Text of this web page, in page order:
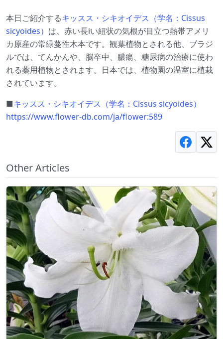
本日ご紹介するキッスス・シキオイデス（学名：Cissus
sicyoides） は、赤い長iい紐状の気根が目立つ熱帯アメリ
カ原産の常緑蔓性木本です。観葉植物とされる他、ブラジ
ルでは、てんかんや、脳卒中、膿瘍、糖尿病の治療に使わ
れる薬用植物とされます。日本では、植物園の温室に植栽
されています。
■キッスス・シキオイデス（学名：Cissus sicyoides）
https://www.flower-db.com/ja/flower:589
Other Articles